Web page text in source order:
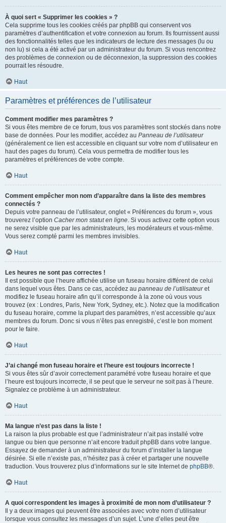
À quoi sert « Supprimer les cookies » ?
Cela supprime tous les cookies créés par phpBB qui conservent vos
paramètres d’authentification et votre connexion au forum. Ils fournissent aussi
des fonctionnalités telles que les indicateurs de lecture des messages (lu ou
non lu) si cela a été activé par un administrateur du forum. Si vous rencontrez
des problèmes de connexion ou de déconnexion, la suppression des cookies
pourrait les résoudre.
Haut
Paramètres et préférences de l’utilisateur
Comment modifier mes paramètres ?
Si vous êtes membre de ce forum, tous vos paramètres sont stockés dans notre
base de données. Pour les modifier, accédez au Panneau de l’utilisateur
(généralement ce lien est accessible en cliquant sur votre nom d’utilisateur en
haut des pages du forum). Cela vous permettra de modifier tous les
paramètres et préférences de votre compte.
Haut
Comment empêcher mon nom d’apparaître dans la liste des membres
connectés ?
Depuis votre panneau de l’utilisateur, onglet « Préférences du forum », vous
trouverez l’option Cacher mon statut en ligne. Si vous activez cette option vous
ne serez visible que par les administrateurs, les modérateurs et vous-même.
Vous serez compté parmi les membres invisibles.
Haut
Les heures ne sont pas correctes !
Il est possible que l’heure affichée utilise un fuseau horaire différent de celui
dans lequel vous êtes. Dans ce cas, accédez au panneau de l’utilisateuret
modifiez le fuseau horaire afin qu’il corresponde à la zone où vous vous
trouvez (ex : Londres, Paris, New York, Sydney, etc.). Notez que la modification
du fuseau horaire, comme la plupart des paramètres, n’est accessible qu’aux
membres du forum. Donc si vous n’êtes pas enregistré, c’est le bon moment
pour le faire.
Haut
J’ai changé mon fuseau horaire et l’heure est toujours incorrecte !
Si vous êtes sûr d’avoir correctement paramétré votre fuseau horaire et que
l’heure est toujours incorrecte, il se peut que le serveur ne soit pas à l’heure.
Signalez ce problème à un administrateur.
Haut
Ma langue n’est pas dans la liste !
La raison la plus probable est que l’administrateur n’ait pas installé votre
langue ou bien que personne n’ait encore traduit phpBB dans votre langue.
Essayez de demander à un administrateur du forum d’installer la langue
désirée. Si elle n’existe pas, n’hésitez pas à créer et partager une nouvelle
traduction. Vous trouverez plus d’informations sur le site Internet de phpBB®.
Haut
A quoi correspondent les images à proximité de mon nom d’utilisateur ?
Il y a deux images qui peuvent être associées avec votre nom d’utilisateur
lorsque vous consultez les messages d’un sujet. L’une d’elles peut être